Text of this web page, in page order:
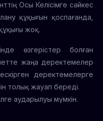
Осы Келісімге сәйкес
құқығын қоспағанда,
жоқ.
өзгерістер болған
жаңа деректемелер
деректемелерге
толық жауап береді.
аударылуы мүмкін.